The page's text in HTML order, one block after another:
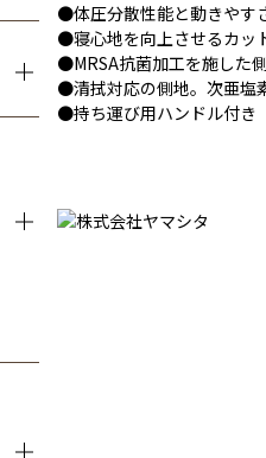
●体圧分散性能と動きやす
●寝心地を向上させるカッ
●MRSA抗菌加工を施した
●清拭対応の側地。次亜塩
●持ち運び用ハンドル付き